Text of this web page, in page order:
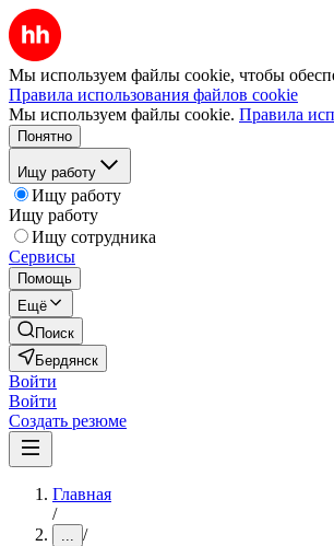
Мы используем файлы cookie, чтобы
Правила использования файлов cookie
Мы используем файлы cookie. Правила
Понятно
Ищу работу
Ищу работу
Ищу работу
Ищу сотрудника
Сервисы
Помощь
Ещё
Поиск
Бердянск
Войти
Войти
Создать резюме
Главная
/
... /